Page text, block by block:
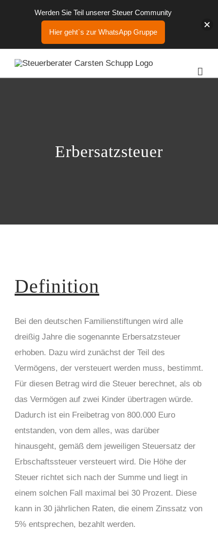
Erbersatzsteuer
Definition
Bei den deutschen Familienstiftungen wird alle
dreißig Jahre die sogenannte Erbersatzsteuer
erhoben. Dazu wird zunächst der Teil des
Vermögens, der versteuert werden muss, bestimmt.
Für diesen Betrag wird die Steuer berechnet, als ob
das Vermögen auf zwei Kinder übertragen würde.
Dadurch ist ein Freibetrag von 800.000 Euro
entstanden, von dem alles, was darüber
hinausgeht, gemäß dem jeweiligen Steuersatz der
Erbschaftssteuer versteuert wird. Die Höhe der
Steuer richtet sich nach der Summe und liegt in
einem solchen Fall maximal bei 30 Prozent. Diese
kann in 30 jährlichen Raten, die einem Zinssatz von
5% entsprechen, bezahlt werden.
Werden Sie Teil unserer Steuer Community
Hier geht`s zur WhatsApp Gruppe